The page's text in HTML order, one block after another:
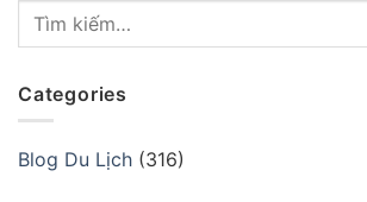
Categories
Blog Du Lịch (316)